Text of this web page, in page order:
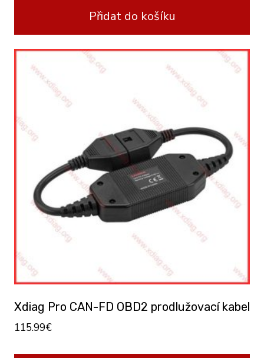
Přidat do košíku
Xdiag Pro CAN-FD OBD2 prodlužovací kabel
115.99€